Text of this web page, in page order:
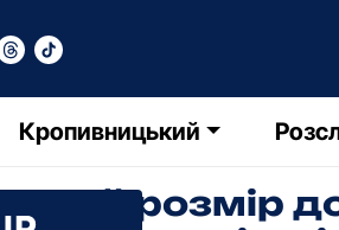
Кропивницький
розмір